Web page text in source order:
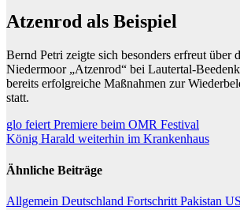
Atzenrod als Beispiel
Bernd Petri zeigte sich besonders erfreut über
Niedermoor „Atzenrod“ bei Lautertal-
bereits erfolgreiche Maßnahmen zur
statt.
Beitragsnavigation
glo feiert Premiere beim OMR Festival
König Harald weiterhin im Krankenhaus
Ähnliche Beiträge
Allgemein Deutschland Fortschritt Pakistan